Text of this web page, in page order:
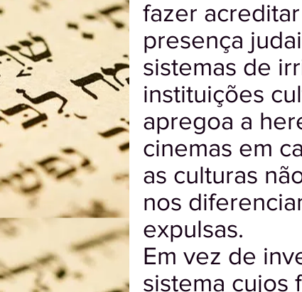
fazer
presença
sistemas de
instituições
apregoa a
cinemas em
as culturas
nos
expulsas.
Em vez de
sistema cujos